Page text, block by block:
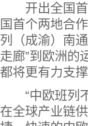
开出全国
国首个两地合
列（成渝）南
走廊”到欧洲
都将更有力支
“中欧班列不
在全球产业链